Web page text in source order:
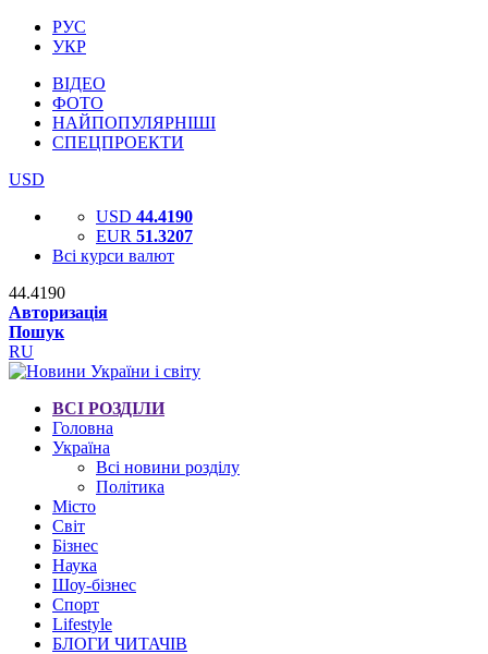
РУС
УКР
ВІДЕО
ФОТО
НАЙПОПУЛЯРНІШІ
СПЕЦПРОЕКТИ
USD
USD 44.4190
EUR 51.3207
Всі курси валют
44.4190
Авторизація
Пошук
RU
ВСІ РОЗДІЛИ
Головна
Україна
Всі новини розділу
Політика
Місто
Світ
Бізнес
Наука
Шоу-бізнес
Спорт
Lifestyle
БЛОГИ ЧИТАЧІВ